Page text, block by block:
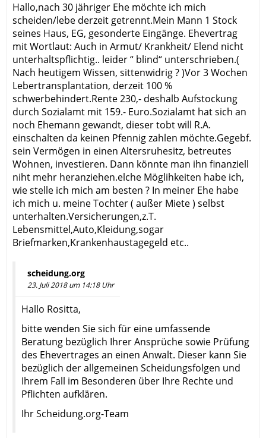
Hallo,nach 30 jähriger Ehe möchte ich mich
scheiden/lebe derzeit getrennt.Mein Mann 1 Stock
seines Haus, EG, gesonderte Eingänge. Ehevertrag
mit Wortlaut: Auch in Armut/ Krankheit/ Elend nicht
unterhaltspflichtig.. leider “ blind“ unterschrieben.(
Nach heutigem Wissen, sittenwidrig ? )Vor 3 Wochen
Lebertransplantation, derzeit 100 %
schwerbehindert.Rente 230,- deshalb Aufstockung
durch Sozialamt mit 159.- Euro.Sozialamt hat sich an
noch Ehemann gewandt, dieser tobt will R.A.
einschalten da keinen Pfennig zahlen möchte.Gegebf.
sein Vermögen in einen Altersruhesitz, betreutes
Wohnen, investieren. Dann könnte man ihn finanziell
niht mehr heranziehen.elche Möglihkeiten habe ich,
wie stelle ich mich am besten ? In meiner Ehe habe
ich mich u. meine Tochter ( außer Miete ) selbst
unterhalten.Versicherungen,z.T.
Lebensmittel,Auto,Kleidung,sogar
Briefmarken,Krankenhaustagegeld etc..
scheidung.org
23. Juli 2018 um 14:18 Uhr
Hallo Rositta,
bitte wenden Sie sich für eine umfassende
Beratung bezüglich Ihrer Ansprüche sowie Prüfung
des Ehevertrages an einen Anwalt. Dieser kann Sie
bezüglich der allgemeinen Scheidungsfolgen und
Ihrem Fall im Besonderen über Ihre Rechte und
Pflichten aufklären.
Ihr Scheidung.org-Team